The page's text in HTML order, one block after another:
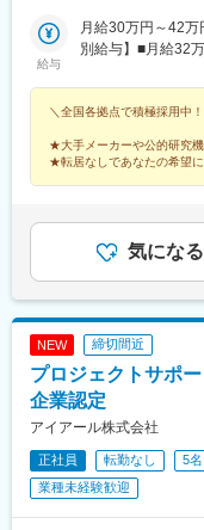
田駅、山形駅、長
駅、名古屋駅、豊
駅、那覇空港駅(
池ノ上駅、蓮沼駅
袋駅、不動前駅、
京急川崎駅、北茅
川県)、ＪＲ河内
陽姫路駅、西宮駅
駅、岩本町駅、西
阪阿部野橋駅、本
前駅、大阪梅田駅
(大阪モノレール)
駅、近鉄日本橋駅
駅、西中島南方駅
院駅(京福線)、新
都府)、京田辺駅
県庁前駅(兵庫県)
川駅、新伊丹駅、
水駅、新在家駅、
子駅、乃木坂駅、
先＞北海道・東北
国・四国・九州の
成千葉駅、五井駅
駅、京急川崎駅、
多半田駅、新川駅(
駅、草津駅(滋賀県
(大阪モノレール)
三宮・花時計前駅
駅、徳山駅、宇部
居浜駅、大街道駅
崎県)、熊本城・
ル前駅、金沢駅、
駅、新豊田駅、半
四条駅(京都市営)
旧居留地・大丸前
胡町駅、眉山ロー
駅、西鉄福岡駅、
通駅、仙台駅、千
駅・エスタ前駅、
駅、名鉄名古屋駅
給与
月給30万円～42
別給与】■月給32
リア（大阪府・京
円～41万円：北関
円：北海道・東北
本・大分・佐賀・
の上、決定いたし
＼全国各拠点で積極採用中
★大手メーカーや公的研究
★転居なしであなたの希望に
気になる
NEW 締切間近
プロジェクトサポ
企業認定
アイアール株式会社
正社員 転勤なし 5
業種未経験歓迎